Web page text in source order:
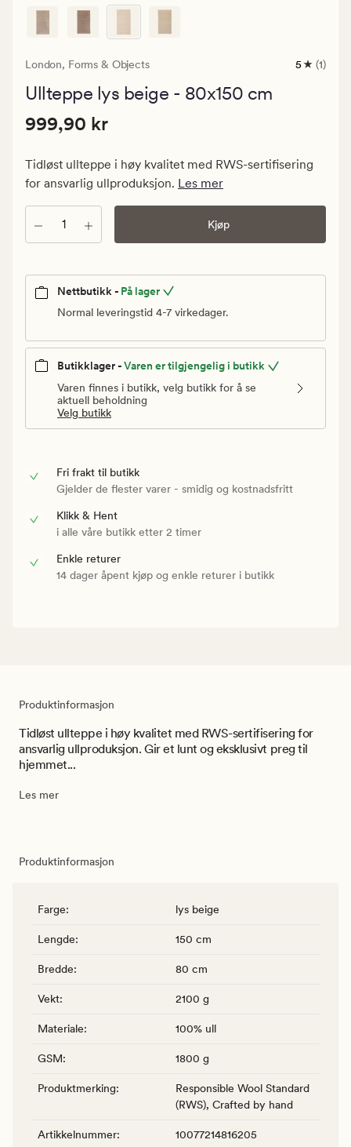
London, Forms & Objects
1
5
5 (1)
Ullteppe lys beige - 80x150 cm
Pris
999,90
kr.
999,90
kr
Pris 999,90 kr
999,90 kr
Tidløst ullteppe i høy kvalitet med RWS-sertifisering
for ansvarlig ullproduksjon. Les mer
Antall Kjøp
Nettbutikk - På lager
Normal leveringstid 4-7 virkedager.
Butikklager -Varen er tilgjengelig i butikk
Varen finnes i butikk, velg butikk for å se
aktuell beholdning
Velg butikk
Fri frakt til butikk
Gjelder de flester varer - smidig og kostnadsfritt
Klikk & Hent
i alle våre butikk etter 2 timer
Enkle returer
14 dager åpent kjøp og enkle returer i butikk
Produktinformasjon
Tidløst ullteppe i høy kvalitet med RWS-sertifisering for
ansvarlig ullproduksjon. Gir et lunt og eksklusivt preg til
hjemmet...
Les mer
Produktinformasjon
Farge: lys beige
Lengde: 150 cm
Bredde: 80 cm
Vekt: 2100 g
Materiale: 100% ull
GSM: 1800 g
Produktmerking:
Responsible Wool Standard
(RWS), Crafted by hand
Artikkelnummer: 10077214816205